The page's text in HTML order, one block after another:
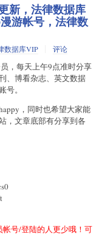
新，法律数据库
游帐号，法律数
数据库VIP 评论
，每天上午9点准时分享
、博看杂志、英文数据
。
，同时也希望大家能
，文章底部有分享到各
号/登陆的人更少哦！可